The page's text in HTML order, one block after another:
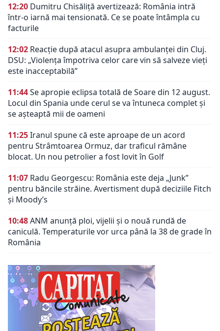
12:20 Dumitru Chisăliță avertizează: România intră
într-o iarnă mai tensionată. Ce se poate întâmpla cu
facturile
12:02 Reacție după atacul asupra ambulanței din Cluj.
DSU: „Violența împotriva celor care vin să salveze vieți
este inacceptabilă”
11:44Se apropie eclipsa totală de Soare din 12 august.
Locul din Spania unde cerul se va întuneca complet și
se așteaptă mii de oameni
11:25Iranul spune că este aproape de un acord
pentru Strâmtoarea Ormuz, dar traficul rămâne
blocat. Un nou petrolier a fost lovit în Golf
11:07 Radu Georgescu: România este deja „Junk”
pentru băncile străine. Avertisment după deciziile Fitch
și Moody’s
10:48ANM anunță ploi, vijelii și o nouă rundă de
caniculă. Temperaturile vor urca până la 38 de grade în
România